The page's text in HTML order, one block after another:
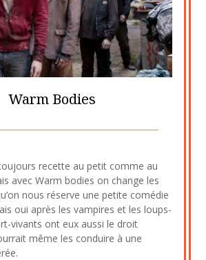
Warm Bodies
8
août
2023
recette au petit comme au
avec Warm bodies on change les
nous réserve une petite comédie
oui après les vampires et les loups-
vivants ont eux aussi le droit
même les conduire à une